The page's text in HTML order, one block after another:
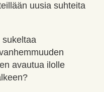
uusia suhteita
sukeltaa
avautua ilolle